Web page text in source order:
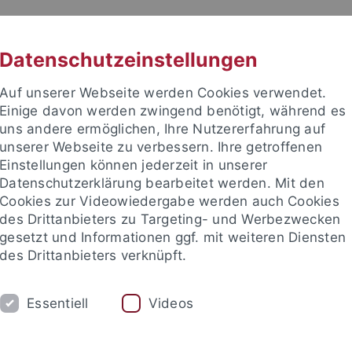
Datenschutzeinstellungen
Auf unserer Webseite werden Cookies verwendet.
Einige davon werden zwingend benötigt, während es
uns andere ermöglichen, Ihre Nutzererfahrung auf
unserer Webseite zu verbessern. Ihre getroffenen
Einstellungen können jederzeit in unserer
Datenschutzerklärung bearbeitet werden. Mit den
Cookies zur Videowiedergabe werden auch Cookies
des Drittanbieters zu Targeting- und Werbezwecken
gesetzt und Informationen ggf. mit weiteren Diensten
des Drittanbieters verknüpft.
Essentiell Videos